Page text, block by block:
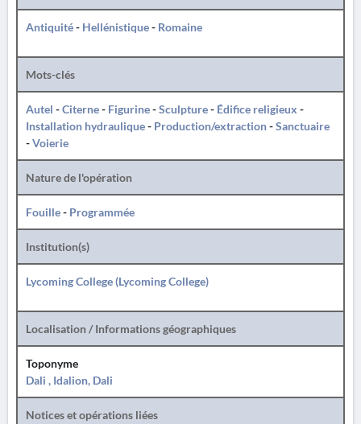
Antiquité- Hellénistique- Romaine
Mots-clés
Autel -Citerne- Figurine-Sculpture- Édifice religieux -
Installation hydraulique- Production/extraction-Sanctuaire
-Voierie
Nature de l'opération
Fouille- Programmée
Institution(s)
Lycoming College (Lycoming College)
Localisation / Informations géographiques
Toponyme
Dali , Idalion, Dali
Notices et opérations liées